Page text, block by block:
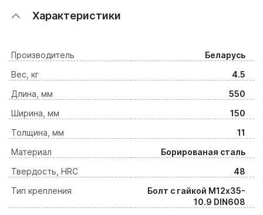
Характеристики
Производитель
Беларусь
Вес, кг
4.5
Длина, мм
550
Ширина, мм
150
Толщина, мм
11
Материал
Борированая сталь
Твердость, HRC
48
Тип крепления
Болт с гайкой M12х35-
10.9 DIN608